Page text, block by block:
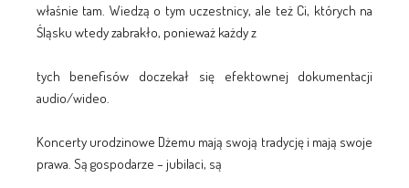
właśnie tam. Wiedzą o tym uczestnicy, ale też Ci, których na
Śląsku wtedy zabrakło, ponieważ każdy z
tych benefisów doczekał się efektownej dokumentacji
audio/wideo.
Koncerty urodzinowe Dżemu mają swoją tradycję i mają swoje
prawa. Są gospodarze – jubilaci, są